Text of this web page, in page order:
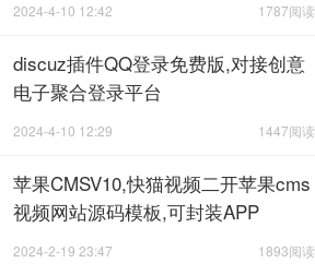
1787阅读
2024-4-10 12:42
discuz插件QQ登录免费版,对接创意
电子聚合登录平台
1447阅读
2024-4-10 12:29
苹果CMSV10,快猫视频二开苹果cms
视频网站源码模板,可封装APP
1893阅读
2024-2-19 23:47